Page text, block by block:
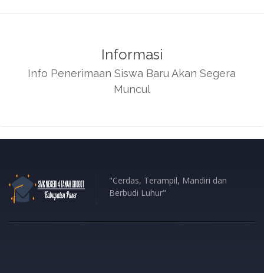
Informasi
Info Penerimaan Siswa Baru Akan Segera
Muncul
"Cerdas, Terampil, Mandiri dan
Berbudi Luhur"